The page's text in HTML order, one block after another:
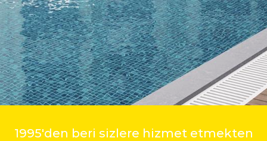
1995'den beri sizlere hizmet etmekten